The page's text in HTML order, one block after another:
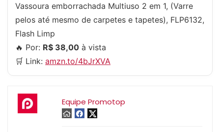
Vassoura emborrachada Multiuso 2 em 1, (Varre
pelos até mesmo de carpetes e tapetes), FLP6132,
Flash Limp
🔥 Por: R$ 38,00 à vista
🛒 Link: amzn.to/4bJrXVA
Equipe Promotop